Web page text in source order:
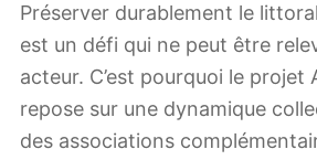
Préserver durablement le
est un défi qui ne peut être
acteur. C’est pourquoi le projet
repose sur une dynamique
des associations